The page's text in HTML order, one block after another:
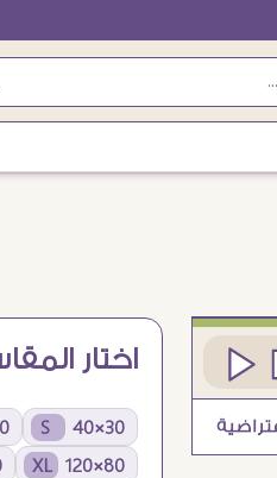
اختار
30×40 S
M
80×120 XL